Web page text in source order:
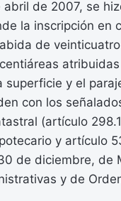
abril de 2007, se
la inscripción en
de
superficie y el
con los
(artículo
y artículo
de diciembre, de
y de